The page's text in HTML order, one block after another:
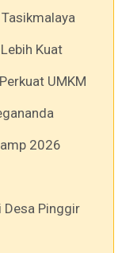
Kuat
UMKM
2026
Desa Pinggir